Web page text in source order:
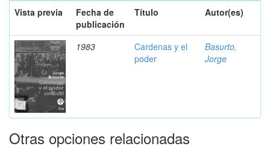
Vista previa
Fecha de
publicación
Título Autor(es)
1983
Cardenas y el
poder
Basurto,
Jorge
Otras opciones relacionadas